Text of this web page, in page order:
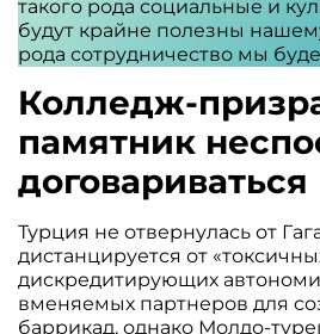
такого рода социальные и
будут крайне полезны
рода сотрудничество мы
Колледж-
памятник
договариваться
Турция не отвернулась от
дистанцируется от
дискредитирующих
вменяемых партнеров для
баррикад, однако Молдо-